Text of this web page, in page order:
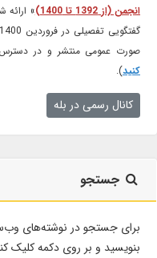
انجمن (از 1392 تا 1400)
» ارائه
صورت عمومی منتشر و در دسترس
کنید).
کانال رسمی در بله
جستجو
برای جستجو در نوشته‌های
بنویسید و بر روی دکمه کلیک